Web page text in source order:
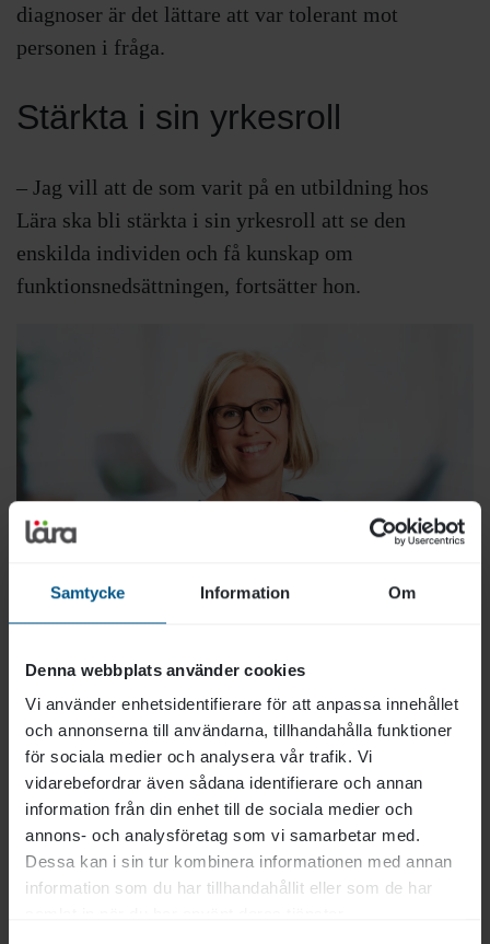
Samtycke Information Om
Denna webbplats använder cookies
Vi använder enhetsidentifierare för att anpassa innehållet
och annonserna till användarna, tillhandahålla funktioner
för sociala medier och analysera vår trafik. Vi
vidarebefordrar även sådana identifierare och annan
information från din enhet till de sociala medier och
annons- och analysföretag som vi samarbetar med.
Dessa kan i sin tur kombinera informationen med annan
information som du har tillhandahållit eller som de har
diagnoser är det lättare att var tolerant mot
personen i fråga.
Stärkta i sin yrkesroll
– Jag vill att de som varit på en utbildning hos
Lära ska bli stärkta i sin yrkesroll att se den
enskilda individen och få kunskap om
funktionsnedsättningen, fortsätter hon.
Annelie utbildar, förutom inomTydliggörande
pedagogik
, också omFunktionsnedsättning
Ledarskap,Lågaffektivt bemötandeoch SENSA.
Hon tycker om mötena med dem som kommer till
Läras utbildningar.
– Medarbetarna är det allra viktigaste i en
omsorgsverksamhet. Det känns fint att få hjälpa